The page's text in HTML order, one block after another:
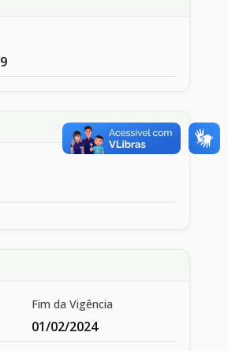
Fim da Vigência
01/02/2024